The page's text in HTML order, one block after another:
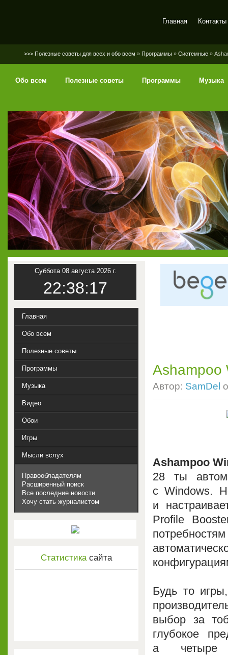
Главная Контакты
>>> Полезные советы для всех и обо всем » Программы » Системные »
Обо всем Полезные советы Программы Музыка
Ashampoo
Автор: SamDel
Ashampoo
28 ты
с Windows.
и
Profile
Будь то
выбор за
глубокое
а четыре
Суббота 08 августа 2026 г.
22:38:18
Главная
Обо всем
Полезные советы
Программы
Музыка
Видео
Обои
Игры
Мысли вслух
Правообладателям
Расширенный поиск
Все последние новости
Хочу стать журналистом
Статистикасайта